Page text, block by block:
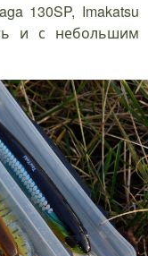
130SP, Imakatsu
и с небольшим